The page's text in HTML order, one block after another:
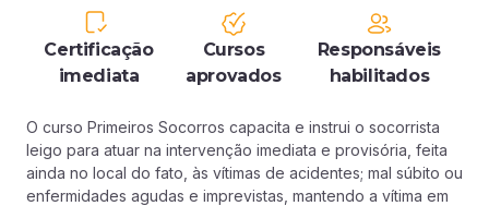
Certificação
imediata
Cursos
aprovados
Responsáveis
habilitados
O curso Primeiros Socorros capacita e instrui o socorrista
leigo para atuar na intervenção imediata e provisória, feita
ainda no local do fato, às vítimas de acidentes; mal súbito ou
enfermidades agudas e imprevistas, mantendo a vítima em